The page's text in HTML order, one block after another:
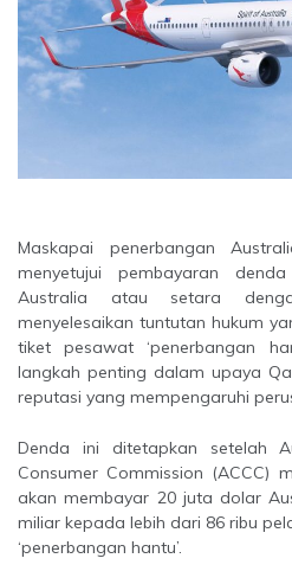
Maskapai penerbangan
menyetujui pembayaran
Australia atau setara
menyelesaikan tuntutan hukum
tiket pesawat ‘penerbangan
langkah penting dalam upaya
reputasi yang mempengaruhi
Denda ini ditetapkan setelah Australian Competition and
Consumer Commission (ACCC)
akan membayar 20 juta dolar
miliar kepada lebih dari 86 ribu
‘penerbangan hantu’.